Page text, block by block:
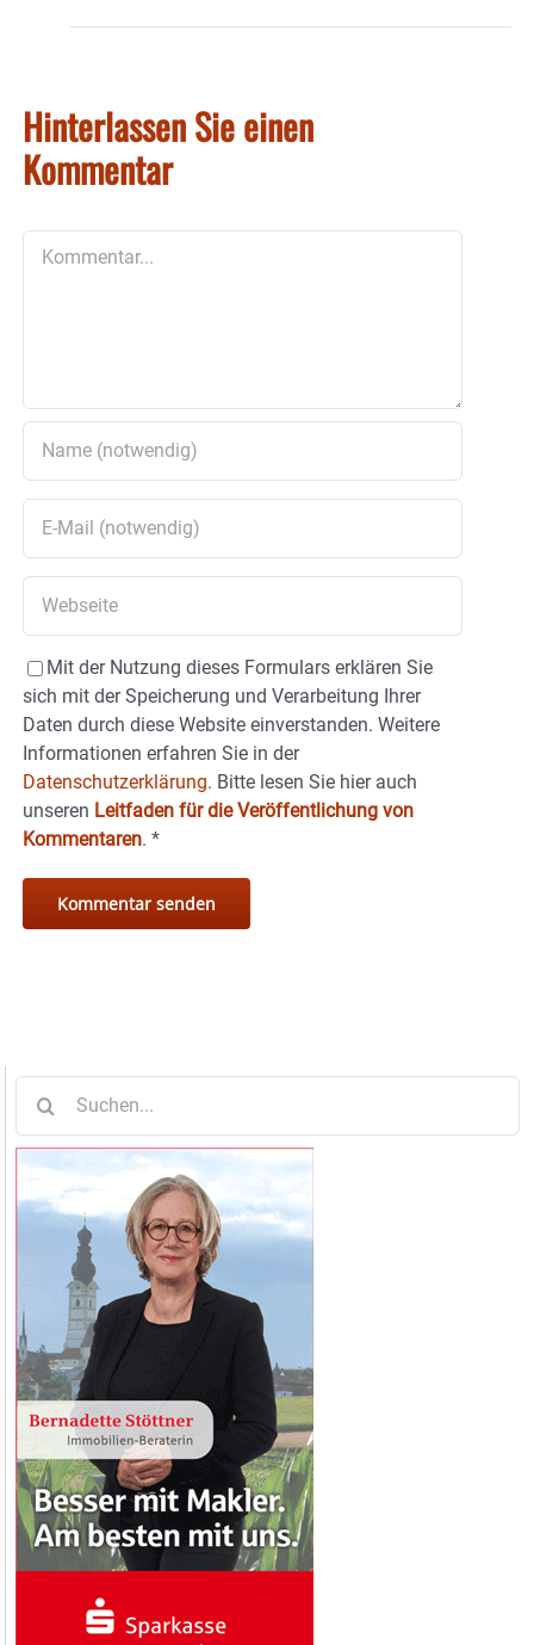
Hinterlassen Sie einen
Kommentar
Mit der Nutzung dieses Formulars erklären Sie
sich mit der Speicherung und Verarbeitung Ihrer
Daten durch diese Website einverstanden. Weitere
Informationen erfahren Sie in der
Datenschutzerklärung. Bitte lesen Sie hier auch
unseren Leitfaden für die Veröffentlichung von
Kommentaren. *
nach: